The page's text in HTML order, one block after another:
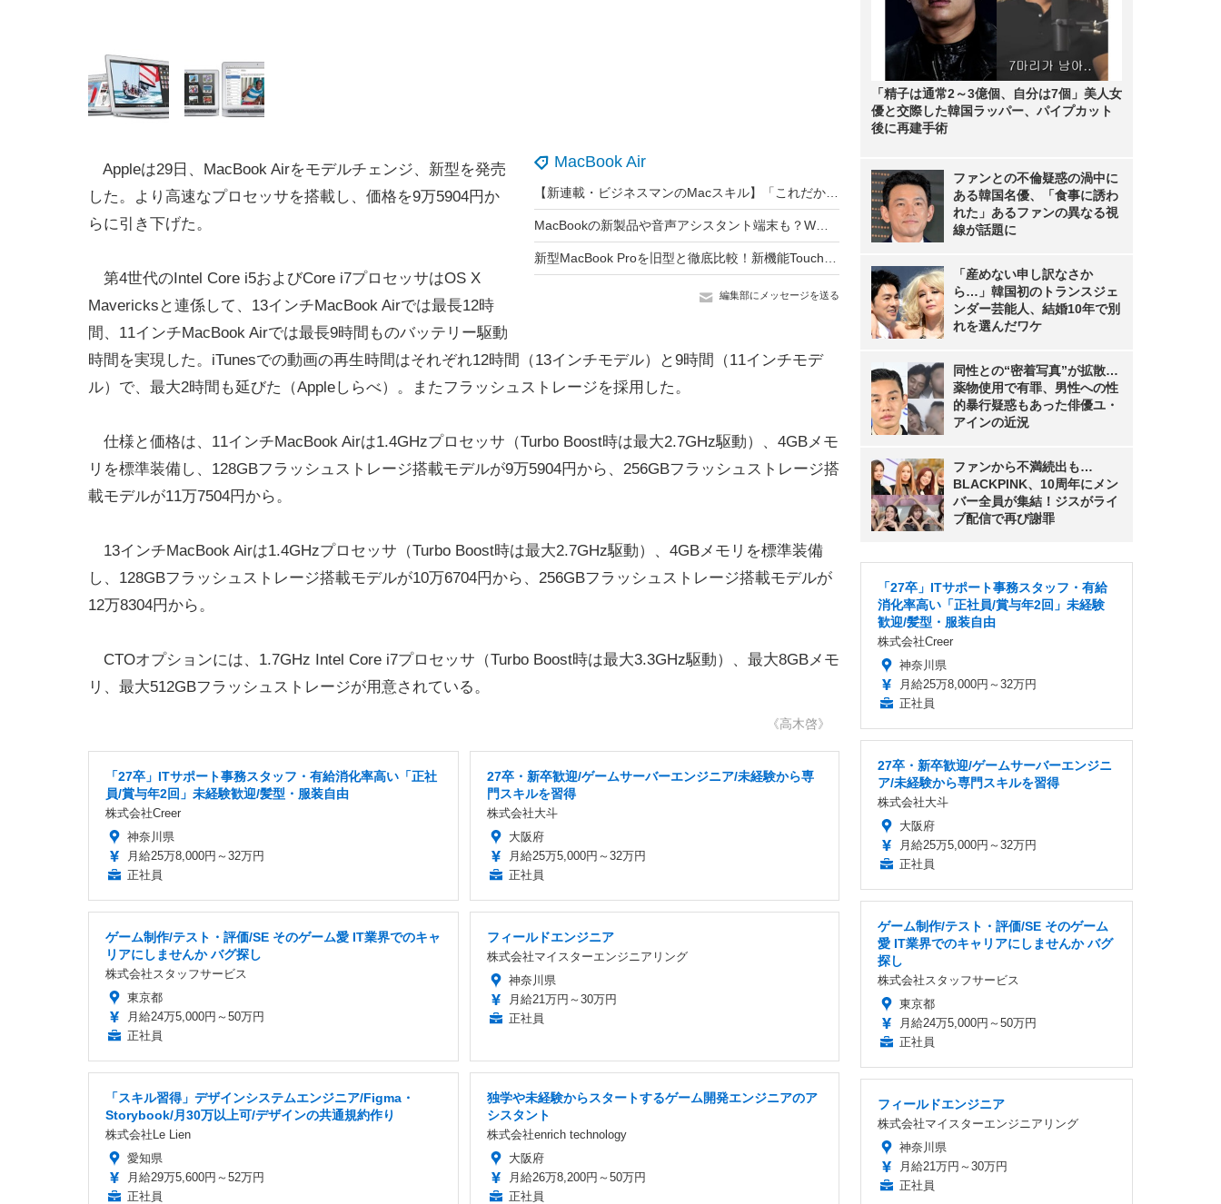
MacBook Air
編集部にメッセージを送る
Appleは29日、MacBook Airをモデルチェンジ、新型を発売
した。より高速なプロセッサを搭載し、価格を9万5904円か
らに引き下げた。
第4世代のIntel Core i5およびCore i7プロセッサはOS X
Mavericksと連係して、13インチMacBook Airでは最長12時
間、11インチMacBook Airでは最長9時間ものバッテリー駆動
時間を実現した。iTunesでの動画の再生時間はそれぞれ12時間（13インチモデル）と9時間（11インチモデ
ル）で、最大2時間も延びた（Appleしらべ）。またフラッシュストレージを採用した。
仕様と価格は、11インチMacBook Airは1.4GHzプロセッサ（Turbo Boost時は最大2.7GHz駆動）、4GBメモ
リを標準装備し、128GBフラッシュストレージ搭載モデルが9万5904円から、256GBフラッシュストレージ搭
載モデルが11万7504円から。
13インチMacBook Airは1.4GHzプロセッサ（Turbo Boost時は最大2.7GHz駆動）、4GBメモリを標準装備
し、128GBフラッシュストレージ搭載モデルが10万6704円から、256GBフラッシュストレージ搭載モデルが
12万8304円から。
CTOオプションには、1.7GHz Intel Core i7プロセッサ（Turbo Boost時は最大3.3GHz駆動）、最大8GBメモ
リ、最大512GBフラッシュストレージが用意されている。
《高木啓》
「27卒」ITサポート事務スタッフ・有給消化率高い「正社
員/賞与年2回」未経験歓迎/髪型・服装自由
株式会社Creer
神奈川県
月給25万8,000円～32万円
正社員
27卒・新卒歓迎/ゲームサーバーエンジニア/未経験から専
門スキルを習得
株式会社大斗
大阪府
月給25万5,000円～32万円
正社員
ゲーム制作/テスト・評価/SE そのゲーム愛 IT業界でのキャ
リアにしませんか バグ探し
株式会社スタッフサービス
東京都
月給24万5,000円～50万円
正社員
フィールドエンジニア
株式会社マイスターエンジニアリング
神奈川県
月給21万円～30万円
正社員
「スキル習得」デザインシステムエンジニア/Figma・
Storybook/月30万以上可/デザインの共通規約作り
株式会社Le Lien
愛知県
月給29万5,600円～52万円
正社員
独学や未経験からスタートするゲーム開発エンジニアのア
シスタント
株式会社enrich technology
大阪府
月給26万8,200円～50万円
正社員
「精子は通常2～3億個、自分は7個」美人女
優と交際した韓国ラッパー、パイプカット
後に再建手術
ファンとの不倫疑惑の渦中に
ある韓国名優、「食事に誘わ
れた」あるファンの異なる視
線が話題に
「産めない申し訳なさか
ら…」韓国初のトランスジェ
ンダー芸能人、結婚10年で別
れを選んだワケ
同性との“密着写真”が拡散…
薬物使用で有罪、男性への性
的暴行疑惑もあった俳優ユ・
アインの近況
ファンから不満続出も…
BLACKPINK、10周年にメン
バー全員が集結！ジスがライ
ブ配信で再び謝罪
「27卒」ITサポート事務スタッフ・有給
消化率高い「正社員/賞与年2回」未経験
歓迎/髪型・服装自由
株式会社Creer
神奈川県
月給25万8,000円～32万円
正社員
27卒・新卒歓迎/ゲームサーバーエンジニ
ア/未経験から専門スキルを習得
株式会社大斗
大阪府
月給25万5,000円～32万円
正社員
ゲーム制作/テスト・評価/SE そのゲーム
愛 IT業界でのキャリアにしませんか バグ
探し
株式会社スタッフサービス
東京都
月給24万5,000円～50万円
正社員
フィールドエンジニア
株式会社マイスターエンジニアリング
神奈川県
月給21万円～30万円
正社員